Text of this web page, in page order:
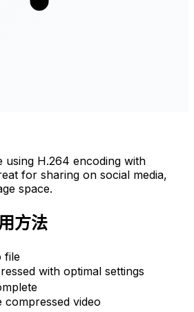
using H.264 encoding with
for sharing on social media,
space.
方法
file
with optimal settings
compressed video